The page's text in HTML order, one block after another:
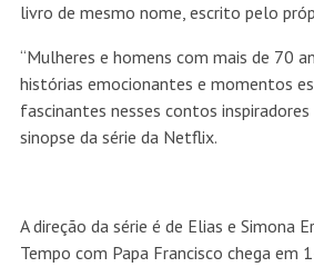
livro de mesmo nome, escrito pelo
“Mulheres e homens com mais de 70
histórias emocionantes e momentos
fascinantes nesses contos
sinopse da série da Netflix.
A direção da série é de Elias e Simona
Tempo com Papa Francisco chega em